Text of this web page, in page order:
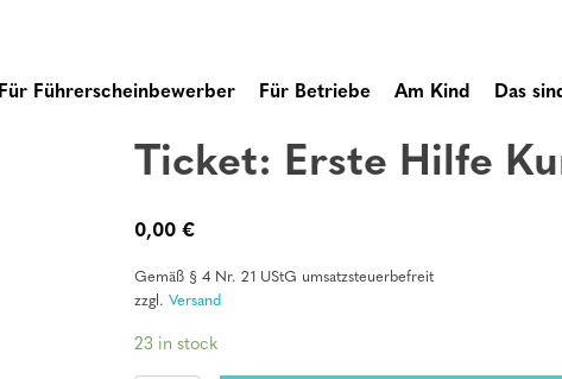
Für Führerscheinbewerber Für Betriebe Am Kind Das
Ticket: Erste Hilfe
0,00 €
Gemäß § 4 Nr. 21 UStG umsatzsteuerbefreit
zzgl. Versand
23 in stock